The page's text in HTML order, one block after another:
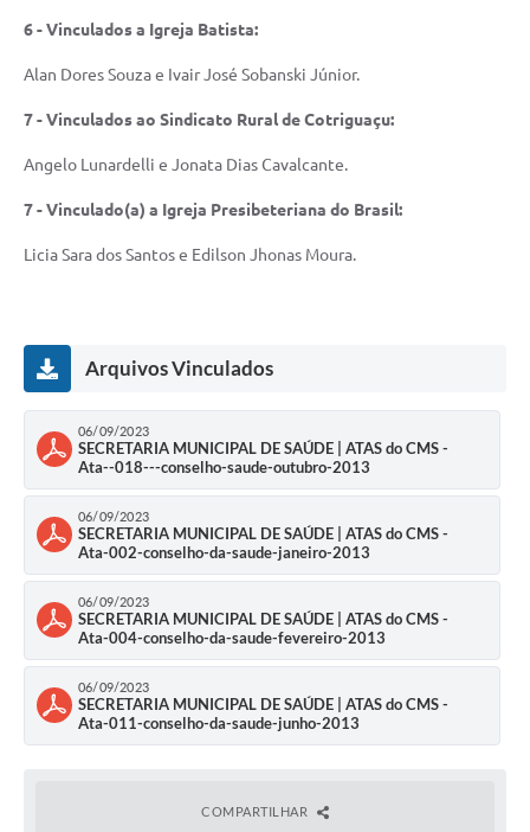
6 - Vinculados a Igreja Batista:
Alan Dores Souza e Ivair José Sobanski Júnior.
7 - Vinculados ao Sindicato Rural de Cotriguaçu:
Angelo Lunardelli e Jonata Dias Cavalcante.
7 - Vinculado(a) a Igreja Presibeteriana do Brasil:
Licia Sara dos Santos e Edilson Jhonas Moura.
Arquivos Vinculados
06/09/2023
SECRETARIA MUNICIPAL DE SAÚDE | ATAS do CMS -
Ata--018---conselho-saude-outubro-2013
06/09/2023
SECRETARIA MUNICIPAL DE SAÚDE | ATAS do CMS -
Ata-002-conselho-da-saude-janeiro-2013
06/09/2023
SECRETARIA MUNICIPAL DE SAÚDE | ATAS do CMS -
Ata-004-conselho-da-saude-fevereiro-2013
06/09/2023
SECRETARIA MUNICIPAL DE SAÚDE | ATAS do CMS -
Ata-011-conselho-da-saude-junho-2013
COMPARTILHAR